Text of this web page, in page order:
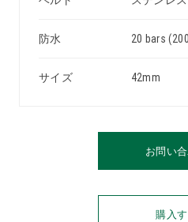
防水 20 bars
サイズ 42mm
お問い
購入